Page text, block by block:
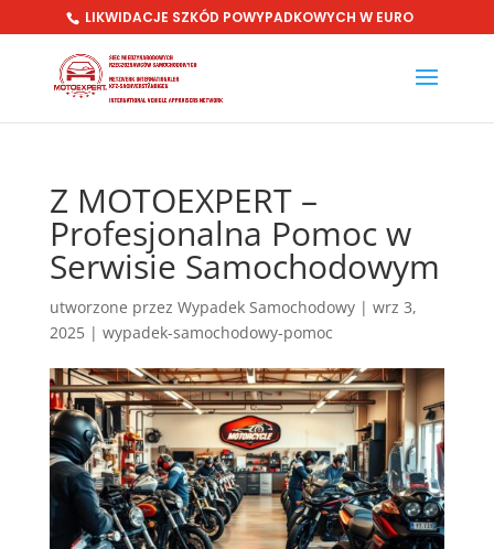
LIKWIDACJE SZKÓD POWYPADKOWYCH W EURO
Z MOTOEXPERT –
Profesjonalna Pomoc w
Serwisie Samochodowym
utworzone przez Wypadek Samochodowy| wrz 3,
2025| wypadek-samochodowy-pomoc